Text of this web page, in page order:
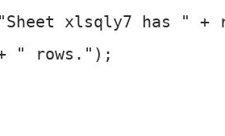
xlsqly7 has " +
" rows.");